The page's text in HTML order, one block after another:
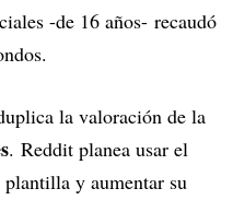
-de 16 años- recaudó
la valoración de la
. Reddit planea usar el
y aumentar su